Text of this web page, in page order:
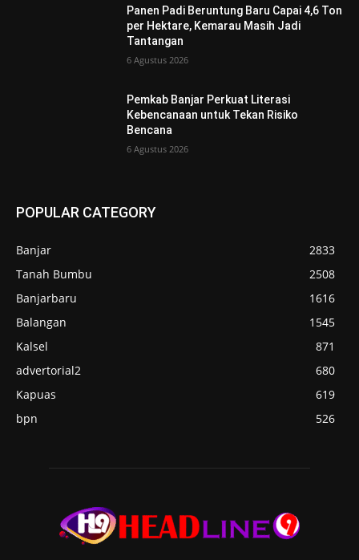
Panen Padi Beruntung Baru Capai 4,6 Ton
per Hektare, Kemarau Masih Jadi
Tantangan
6 Agustus 2026
Pemkab Banjar Perkuat Literasi
Kebencanaan untuk Tekan Risiko
Bencana
6 Agustus 2026
POPULAR CATEGORY
Banjar
2833
Tanah Bumbu
2508
Banjarbaru
1616
Balangan
1545
Kalsel
871
advertorial2
680
Kapuas
619
bpn
526